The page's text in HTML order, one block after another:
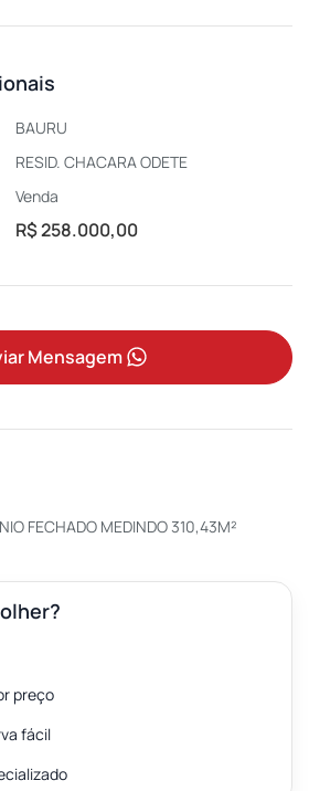
BAURU
RESID. CHACARA ODETE
Venda
R$ 258.000,00
Mensagem
FECHADO MEDINDO 310,43M²
preço
fácil